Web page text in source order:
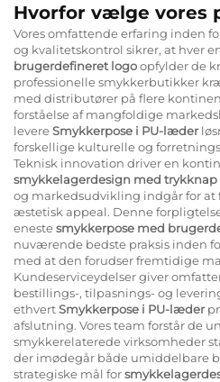
Hvorfor vælge vores
Vores omfattende erfaring inden
og kvalitetskontrol sikrer, at hver
brugerdefineret logoopfylder de
professionelle smykkerbutikker
med distributører på flere
forståelse af mangfoldige
levereSmykkerpose i PU-læder
forskellige kulturelle og
Teknisk innovation driver en
smykkelagerdesign med trykknap
og markedsudvikling indgår for
æstetisk appeal. Denne
enestesmykkerpose med
nuværende bedste praksis inden
med at den forudser fremtidige
Kundeserviceydelser giver
bestillings-, tilpasnings- og
ethvertSmykkerpose i PU-læder
afslutning. Vores team forstår de
smykkerelaterede virksomheder
der imødegår både umiddelbare
strategiske mål for